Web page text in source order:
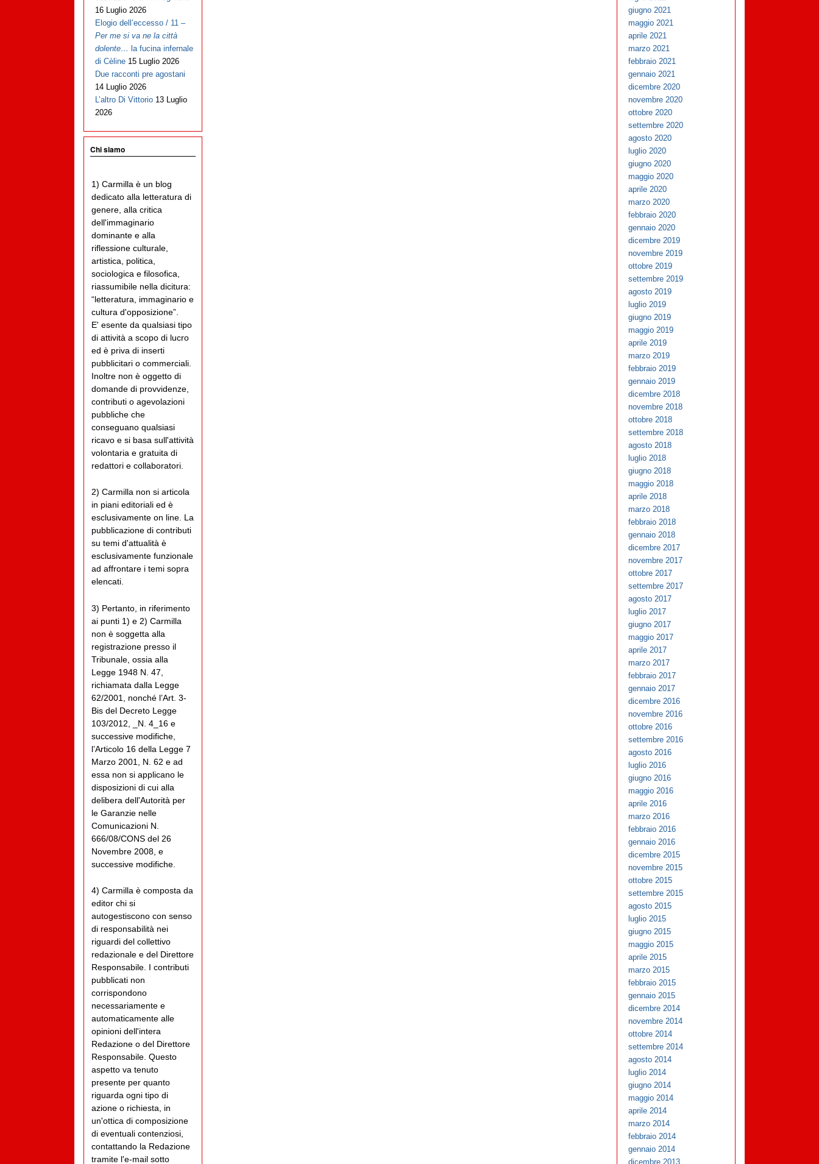
16 Luglio 2026
Elogio dell’eccesso / 11 –
Per me si va ne la città
dolente… la fucina infernale
di Cèline 15 Luglio 2026
Due racconti pre agostani
14 Luglio 2026
L’altro Di Vittorio 13 Luglio
2026
Chi siamo
1) Carmilla è un blog
dedicato alla letteratura di
genere, alla critica
dell'immaginario
dominante e alla
riflessione culturale,
artistica, politica,
sociologica e filosofica,
riassumibile nella dicitura:
“letteratura, immaginario e
cultura d'opposizione”.
E' esente da qualsiasi tipo
di attività a scopo di lucro
ed è priva di inserti
pubblicitari o commerciali.
Inoltre non è oggetto di
domande di provvidenze,
contributi o agevolazioni
pubbliche che
conseguano qualsiasi
ricavo e si basa sull'attività
volontaria e gratuita di
redattori e collaboratori.
2) Carmilla non si articola
in piani editoriali ed è
esclusivamente on line. La
pubblicazione di contributi
su temi d'attualità è
esclusivamente funzionale
ad affrontare i temi sopra
elencati.
3) Pertanto, in riferimento
ai punti 1) e 2) Carmilla
non è soggetta alla
registrazione presso il
Tribunale, ossia alla
Legge 1948 N. 47,
richiamata dalla Legge
62/2001, nonché l’Art. 3-
Bis del Decreto Legge
103/2012, _N. 4_16 e
successive modifiche,
l’Articolo 16 della Legge 7
Marzo 2001, N. 62 e ad
essa non si applicano le
disposizioni di cui alla
delibera dell'Autorità per
le Garanzie nelle
Comunicazioni N.
666/08/CONS del 26
Novembre 2008, e
successive modifiche.
4) Carmilla è composta da
editor chi si
autogestiscono con senso
di responsabilità nei
riguardi del collettivo
redazionale e del Direttore
Responsabile. I contributi
pubblicati non
corrispondono
necessariamente e
automaticamente alle
opinioni dell'intera
Redazione o del Direttore
Responsabile. Questo
aspetto va tenuto
presente per quanto
riguarda ogni tipo di
azione o richiesta, in
un'ottica di composizione
di eventuali contenziosi,
contattando la Redazione
tramite l'e-mail sotto
giugno 2021
maggio 2021
aprile 2021
marzo 2021
febbraio 2021
gennaio 2021
dicembre 2020
novembre 2020
ottobre 2020
settembre 2020
agosto 2020
luglio 2020
giugno 2020
maggio 2020
aprile 2020
marzo 2020
febbraio 2020
gennaio 2020
dicembre 2019
novembre 2019
ottobre 2019
settembre 2019
agosto 2019
luglio 2019
giugno 2019
maggio 2019
aprile 2019
marzo 2019
febbraio 2019
gennaio 2019
dicembre 2018
novembre 2018
ottobre 2018
settembre 2018
agosto 2018
luglio 2018
giugno 2018
maggio 2018
aprile 2018
marzo 2018
febbraio 2018
gennaio 2018
dicembre 2017
novembre 2017
ottobre 2017
settembre 2017
agosto 2017
luglio 2017
giugno 2017
maggio 2017
aprile 2017
marzo 2017
febbraio 2017
gennaio 2017
dicembre 2016
novembre 2016
ottobre 2016
settembre 2016
agosto 2016
luglio 2016
giugno 2016
maggio 2016
aprile 2016
marzo 2016
febbraio 2016
gennaio 2016
dicembre 2015
novembre 2015
ottobre 2015
settembre 2015
agosto 2015
luglio 2015
giugno 2015
maggio 2015
aprile 2015
marzo 2015
febbraio 2015
gennaio 2015
dicembre 2014
novembre 2014
ottobre 2014
settembre 2014
agosto 2014
luglio 2014
giugno 2014
maggio 2014
aprile 2014
marzo 2014
febbraio 2014
gennaio 2014
dicembre 2013